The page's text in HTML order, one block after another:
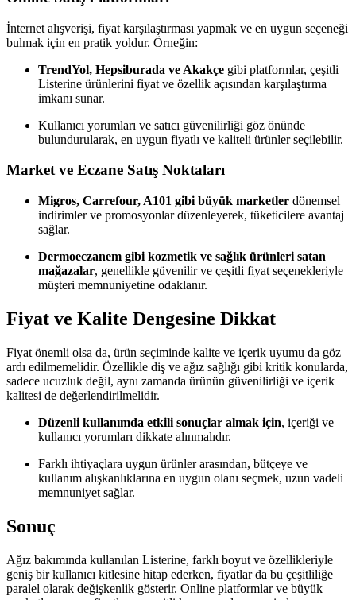
İnternet alışverişi, fiyat karşılaştırması yapmak ve en uygun seçeneği
bulmak için en pratik yoldur. Örneğin:
TrendYol, Hepsiburada ve Akakçe gibi platformlar, çeşitli
Listerine ürünlerini fiyat ve özellik açısından karşılaştırma
imkanı sunar.
Kullanıcı yorumları ve satıcı güvenilirliği göz önünde
bulundurularak, en uygun fiyatlı ve kaliteli ürünler seçilebilir.
Market ve Eczane Satış Noktaları
Migros, Carrefour, A101 gibi büyük marketler dönemsel
indirimler ve promosyonlar düzenleyerek, tüketicilere avantaj
sağlar.
Dermoeczanem gibi kozmetik ve sağlık ürünleri satan
mağazalar, genellikle güvenilir ve çeşitli fiyat seçenekleriyle
müşteri memnuniyetine odaklanır.
Fiyat ve Kalite Dengesine Dikkat
Fiyat önemli olsa da, ürün seçiminde kalite ve içerik uyumu da göz
ardı edilmemelidir. Özellikle diş ve ağız sağlığı gibi kritik konularda,
sadece ucuzluk değil, aynı zamanda ürünün güvenilirliği ve içerik
kalitesi de değerlendirilmelidir.
Düzenli kullanımda etkili sonuçlar almak için, içeriği ve
kullanıcı yorumları dikkate alınmalıdır.
Farklı ihtiyaçlara uygun ürünler arasından, bütçeye ve
kullanım alışkanlıklarına en uygun olanı seçmek, uzun vadeli
memnuniyet sağlar.
Sonuç
Ağız bakımında kullanılan Listerine, farklı boyut ve özellikleriyle
geniş bir kullanıcı kitlesine hitap ederken, fiyatlar da bu çeşitliliğe
paralel olarak değişkenlik gösterir. Online platformlar ve büyük